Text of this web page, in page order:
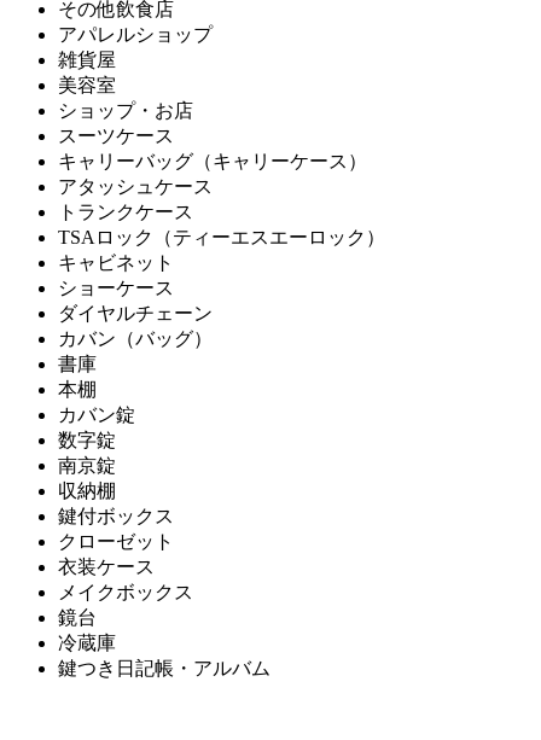
その他飲食店
アパレルショップ
雑貨屋
美容室
ショップ・お店
スーツケース
キャリーバッグ（キャリーケース）
アタッシュケース
トランクケース
TSAロック（ティーエスエーロック）
キャビネット
ショーケース
ダイヤルチェーン
カバン（バッグ）
書庫
本棚
カバン錠
数字錠
南京錠
収納棚
鍵付ボックス
クローゼット
衣装ケース
メイクボックス
鏡台
冷蔵庫
鍵つき日記帳・アルバム